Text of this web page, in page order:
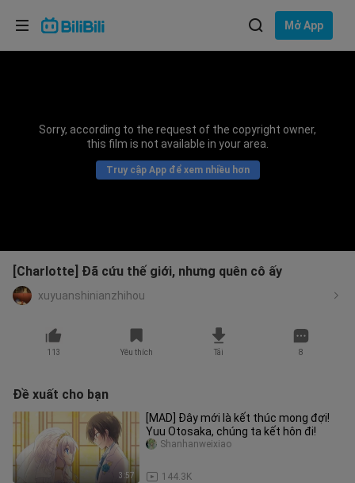
Mở App
Sorry, according to the request of the copyright owner,
this film is not available in your area.
Truy cập App để xem nhiều hơn
[Charlotte] Đã cứu thế giới, nhưng quên cô ấy
xuyuanshinianzhihou
113 Yêu thích Tải 8
Đề xuất cho bạn
3:57
[MAD] Đây mới là kết thúc mong đợi!
Yuu Otosaka, chúng ta kết hôn đi!
144.3K
Shanhanweixiao
Lựa chọn ngôn ngữ
Bahasa Indonesia